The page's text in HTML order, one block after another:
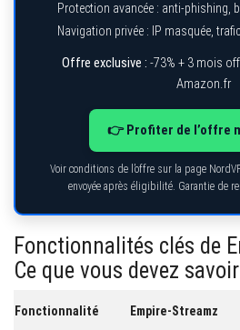
Protection avancée : anti-phishing,
Navigation privée : IP masquée,
Offre exclusive : -73% + 3 mois
Amazon.fr
👉 Profiter de l’offre
Voir conditions de l’offre sur la page
envoyée après éligibilité. Garantie de
Fonctionnalités clés de
Ce que vous devez savoir
Fonctionnalité Empire-Streamz